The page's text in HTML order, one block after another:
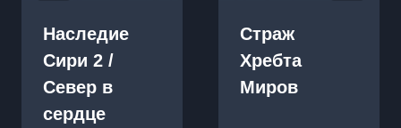
Наследие
Сири 2 /
Север в
сердце
Страж
Хребта
Миров